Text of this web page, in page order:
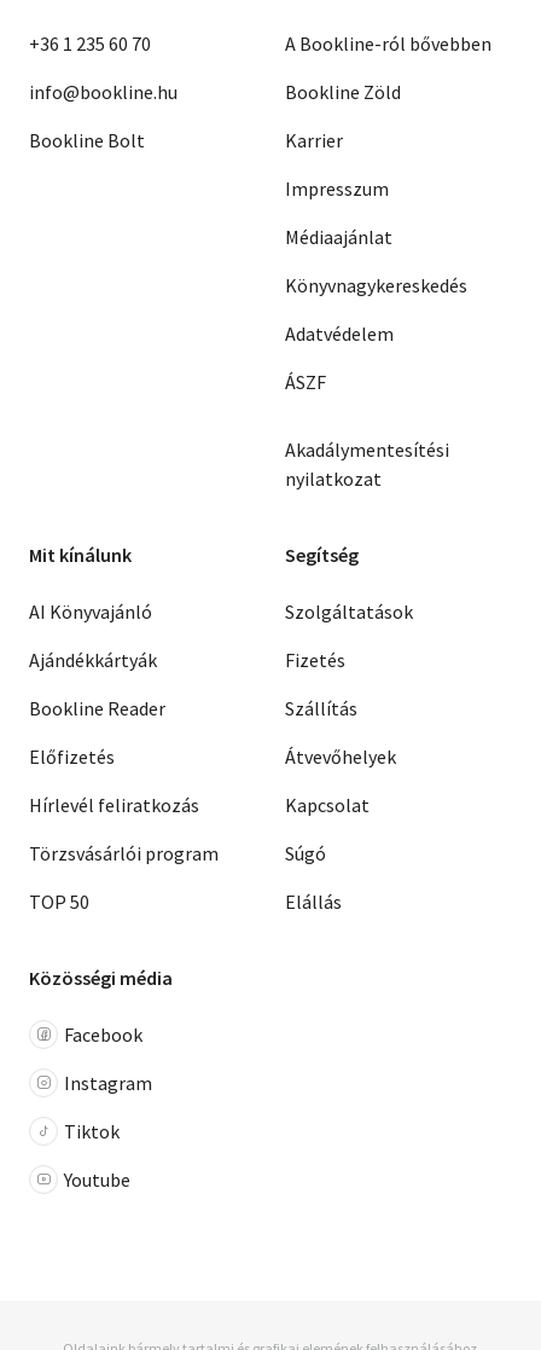
+36 1 235 60 70
info@bookline.hu
Bookline Bolt
A Bookline-ról bővebben
Bookline Zöld
Karrier
Impresszum
Médiaajánlat
Könyvnagykereskedés
Adatvédelem
ÁSZF
Akadálymentesítési
nyilatkozat
Mit kínálunk
AI Könyvajánló
Ajándékkártyák
Bookline Reader
Előfizetés
Hírlevél feliratkozás
Törzsvásárlói program
TOP 50
Segítség
Szolgáltatások
Fizetés
Szállítás
Átvevőhelyek
Kapcsolat
Súgó
Elállás
Közösségi média
Facebook
Instagram
Tiktok
Youtube